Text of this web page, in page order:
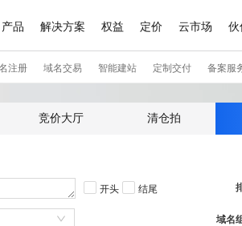
竞价大厅 清仓拍
开头 结尾
域名